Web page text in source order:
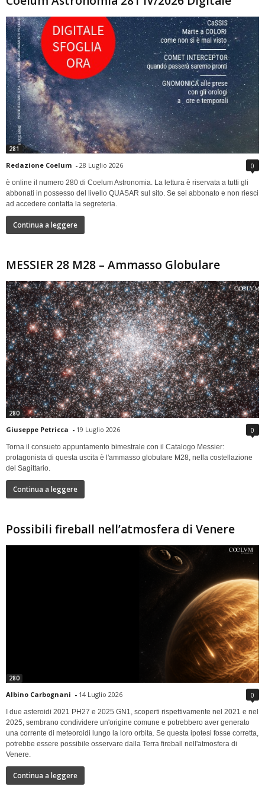
281
Redazione Coelum - 28 Luglio 2026 0
è online il numero 280 di Coelum Astronomia. La lettura è riservata a tutti gli
abbonati in possesso del livello QUASAR sul sito. Se sei abbonato e non riesci
ad accedere contatta la segreteria.
Continua a leggere
MESSIER 28 M28 – Ammasso Globulare
280
Giuseppe Petricca - 19 Luglio 2026 0
Torna il consueto appuntamento bimestrale con il Catalogo Messier:
protagonista di questa uscita è l'ammasso globulare M28, nella costellazione
del Sagittario.
Continua a leggere
Possibili fireball nell’atmosfera di Venere
280
Albino Carbognani - 14 Luglio 2026 0
I due asteroidi 2021 PH27 e 2025 GN1, scoperti rispettivamente nel 2021 e nel
2025, sembrano condividere un'origine comune e potrebbero aver generato
una corrente di meteoroidi lungo la loro orbita. Se questa ipotesi fosse corretta,
potrebbe essere possibile osservare dalla Terra fireball nell'atmosfera di
Venere.
Continua a leggere